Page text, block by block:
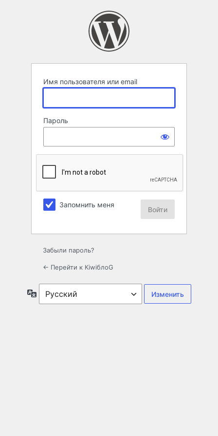
Имя пользователя или email
Пароль
Запомнить меня
Забыли пароль?
← Перейти к КiwiблоG
Язык